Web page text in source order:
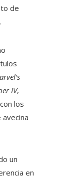
de
IV,
los
un
en